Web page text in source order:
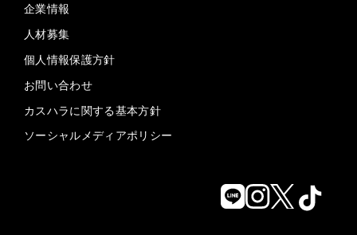
企業情報
人材募集
個人情報保護方針
お問い合わせ
カスハラに関する基本方針
ソーシャルメディアポリシー